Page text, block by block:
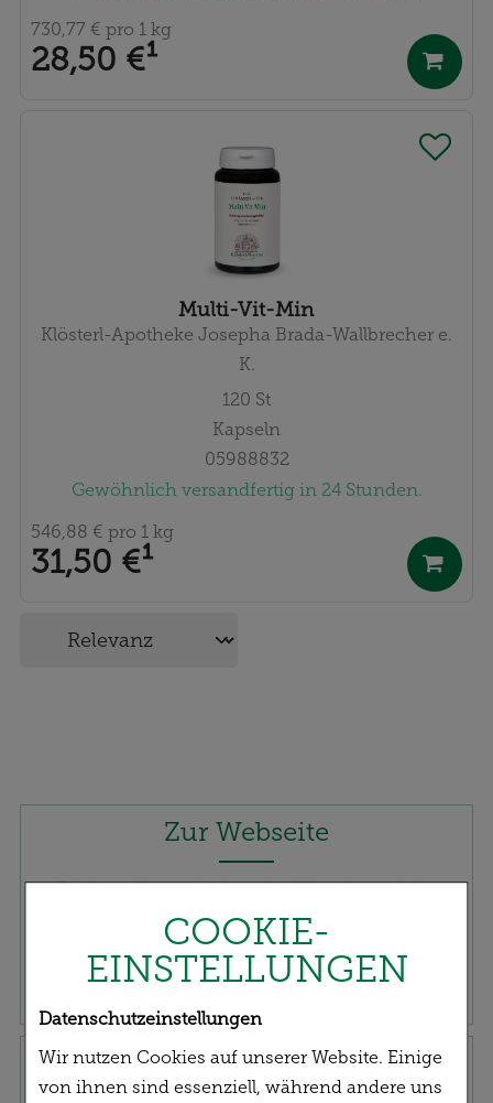
COOKIE-
EINSTELLUNGEN
Datenschutzeinstellungen
Wir nutzen Cookies auf unserer Website. Einige
von ihnen sind essenziell, während andere uns
28,50 €¹
730,77 € pro 1 kg
Multi-Vit-Min
Klösterl-Apotheke Josepha Brada-Wallbrecher e.
K.
120 St
Kapseln
05988832
Gewöhnlich versandfertig in 24 Stunden.
31,50 €¹
546,88 € pro 1 kg
Zur Webseite
Erfahren Sie mehr über die Klösterl Apotheke
Klösterl-Beratung